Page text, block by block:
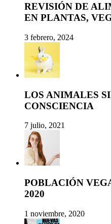
REVISIÓN DE
EN PLANTAS,
3 febrero, 2024
LOS ANIMALES
CONSCIENCIA
7 julio, 2021
POBLACIÓN
2020
1 noviembre, 2020